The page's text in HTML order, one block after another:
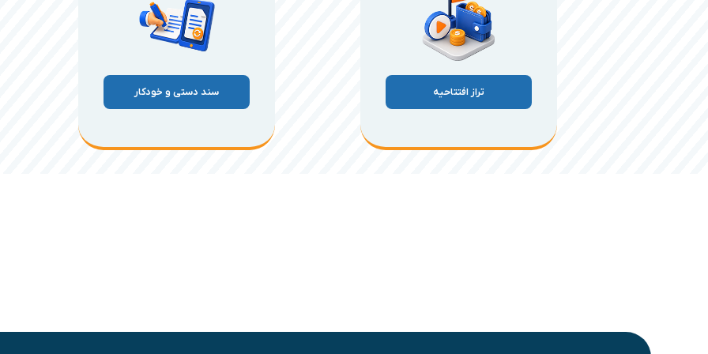
تراز افتتاحیه سند دستی و خودکار